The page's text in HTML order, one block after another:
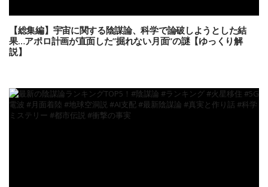
【総集編】宇宙に関する陰謀論、科学で論破しようとした結
果…アポロ計画が直面した”掘れない月面”の謎【ゆっくり解
説】